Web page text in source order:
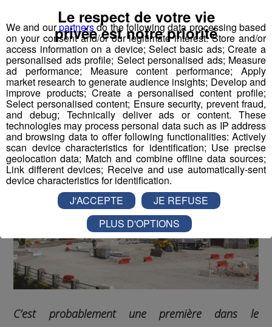
Le Reposoir : le village fait appel à
du mécénat pour sa place
-21 juin 2019 à 11h33
Radio Mont Blanc Actus
Économie
Société
C’est probablement une première dans le
We and ourpartnersdo the following data processing based
on your consent and/or our legitimate interest: Store and/or
access information on a device; Select basic ads; Create a
personalised ads profile; Select personalised ads; Measure
ad performance; Measure content performance; Apply
market research to generate audience insights; Develop and
improve products; Create a personalised content profile;
Select personalised content; Ensure security, prevent fraud,
and debug; Technically deliver ads or content. These
technologies may process personal data such as IP address
and browsing data to offer following functionalities: Actively
scan device characteristics for identification; Use precise
geolocation data; Match and combine offline data sources;
Link different devices; Receive and use automatically-sent
device characteristics for identification.
Le respect de votre vie
privée est notre priorité
J'ACCEPTE
JE REFUSE
PLUS D'OPTIONS